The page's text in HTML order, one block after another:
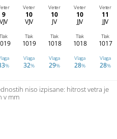
9
VJV
Veter
10
VJV
Veter
10
JV
Veter
10
JJV
Veter
11
JJV
Tlak Tlak
1019
Tlak
1018
Tlak
1018
Tlak
1017
%
Vlaga
32%
Vlaga
29%
Vlaga
28%
Vlaga
28%
niso izpisane: hitrost vetra je
v mm